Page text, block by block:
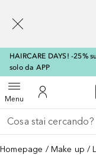
HAIRCARE DAYS! -25%
solo da APP
MenuApri menuAl Mio
Torna indietro
Esegui ricerca
Homepage Make up